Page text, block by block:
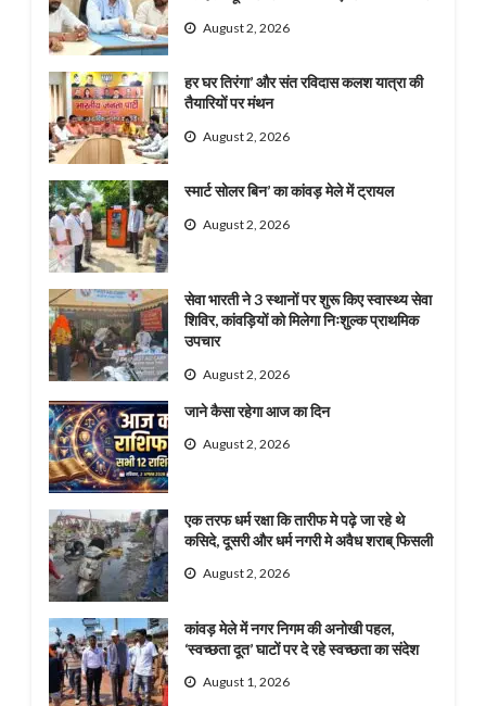
August 2, 2026
हर घर तिरंगा’ और संत रविदास कलश यात्रा की
तैयारियों पर मंथन
August 2, 2026
स्मार्ट सोलर बिन’ का कांवड़ मेले में ट्रायल
August 2, 2026
सेवा भारती ने 3 स्थानों पर शुरू किए स्वास्थ्य सेवा
शिविर, कांवड़ियों को मिलेगा निःशुल्क प्राथमिक
उपचार
August 2, 2026
जाने कैसा रहेगा आज का दिन
August 2, 2026
एक तरफ धर्म रक्षा कि तारीफ मे पढ़े जा रहे थे
कसिदे, दूसरी और धर्म नगरी मे अवैध शराब् फिसली
August 2, 2026
कांवड़ मेले में नगर निगम की अनोखी पहल,
‘स्वच्छता दूत’ घाटों पर दे रहे स्वच्छता का संदेश
August 1, 2026